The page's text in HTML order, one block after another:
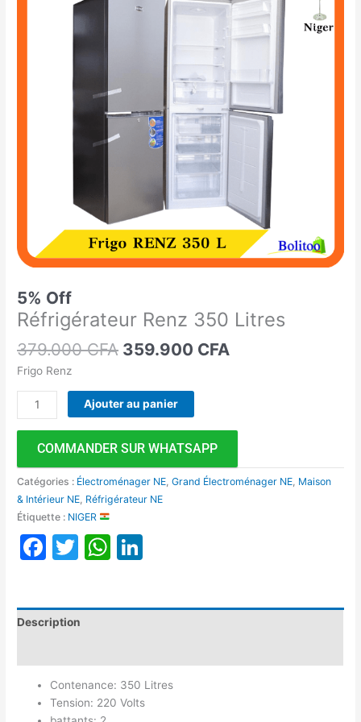
5% Off
Réfrigérateur Renz 350 Litres
379.000CFA
379.000 CFA.
359.900 CFA
359.900 CFA.
Frigo Renz
Ajouter au panier
COMMANDER SUR WHATSAPP
Catégories : Électroménager NE ,Grand Électroménager NE Maison
& Intérieur NE Réfrigérateur NE
Étiquette : NIGER
Facebook
TwitterWhatsApp
Description
Contenance: 350 Litres
Tension: 220 Volts